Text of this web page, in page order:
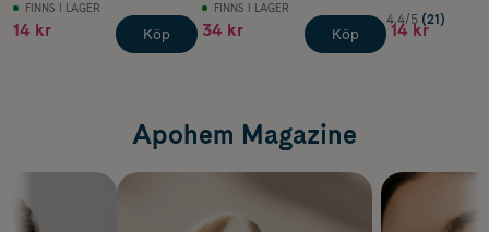
FINNS I LAGER
14 kr Köp
FINNS I LAGER
34 kr Köp
4.4/5 (21)
14 kr
Apohem Magazine